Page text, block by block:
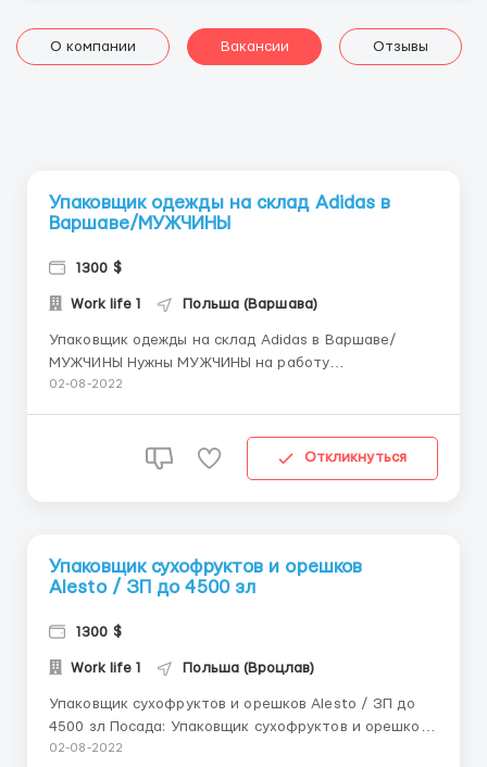
О компании Вакансии Отзывы
Упаковщик одежды на склад Adidas в
Варшаве/МУЖЧИНЫ
1300 $
Work life 1 Польша (Варшава)
Упаковщик одежды на склад Adidas в Варшаве/
МУЖЧИНЫ Нужны МУЖЧИНЫ на работу
упаковщиками на склады новой одежды известного
сети по торговле одеждой. Упаковщик одежды
бренда Adidas! 18−60 р! Тип договора &mda...
02-08-2022
Откликнуться
Упаковщик сухофруктов и орешков
Alesto / ЗП до 4500 зл
1300 $
Work life 1 Польша (Вроцлав)
Упаковщик сухофруктов и орешков Alesto / ЗП до
4500 зл Посада: Упаковщик сухофруктов и орешков
Заработная плата: 15,80-16,80 нетто/час( до 4500
02-08-2022